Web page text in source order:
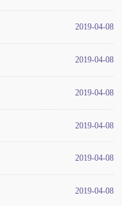
2019-04-08
2019-04-08
2019-04-08
2019-04-08
2019-04-08
2019-04-08